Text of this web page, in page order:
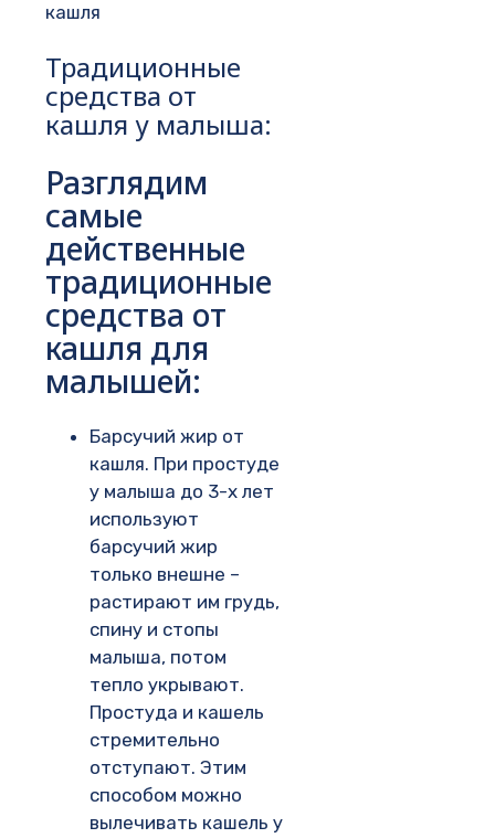
кашля
Традиционные
средства от
кашля у малыша:
Разглядим
самые
действенные
традиционные
средства от
кашля для
малышей:
Барсучий жир от
кашля. При простуде
у малыша до 3-х лет
используют
барсучий жир
только внешне –
растирают им грудь,
спину и стопы
малыша, потом
тепло укрывают.
Простуда и кашель
стремительно
отступают. Этим
способом можно
вылечивать кашель у